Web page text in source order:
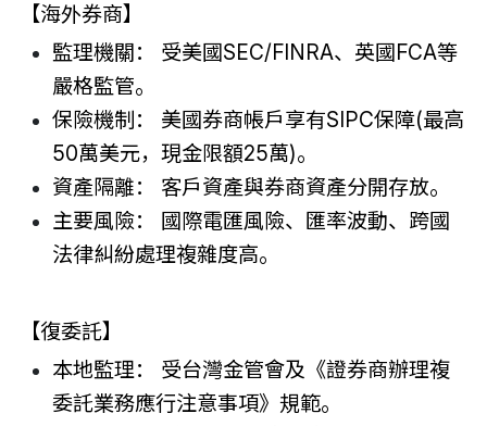
【海外券商】
監理機關： 受美國SEC/FINRA、英國FCA等
嚴格監管。
保險機制： 美國券商帳戶享有SIPC保障(最高
50萬美元，現金限額25萬)。
資產隔離： 客戶資產與券商資產分開存放。
主要風險： 國際電匯風險、匯率波動、跨國
法律糾紛處理複雜度高。
【復委託】
本地監理： 受台灣金管會及《證券商辦理複
委託業務應行注意事項》規範。